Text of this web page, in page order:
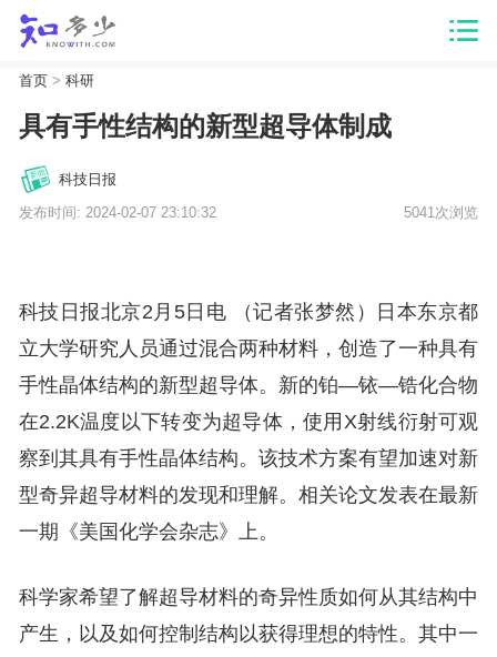
首页> 科研
具有手性结构的新型超导体制成
科技日报
发布时间: 2024-02-07 23:10:32 5041次浏览
科技日报北京2月5日电 （记者张梦然）日本东京都
立大学研究人员通过混合两种材料，创造了一种具有
手性晶体结构的新型超导体。新的铂—铱—锆化合物
在2.2K温度以下转变为超导体，使用X射线衍射可观
察到其具有手性晶体结构。该技术方案有望加速对新
型奇异超导材料的发现和理解。相关论文发表在最新
一期《美国化学会杂志》上。
科学家希望了解超导材料的奇异性质如何从其结构中
产生，以及如何控制结构以获得理想的特性。其中一